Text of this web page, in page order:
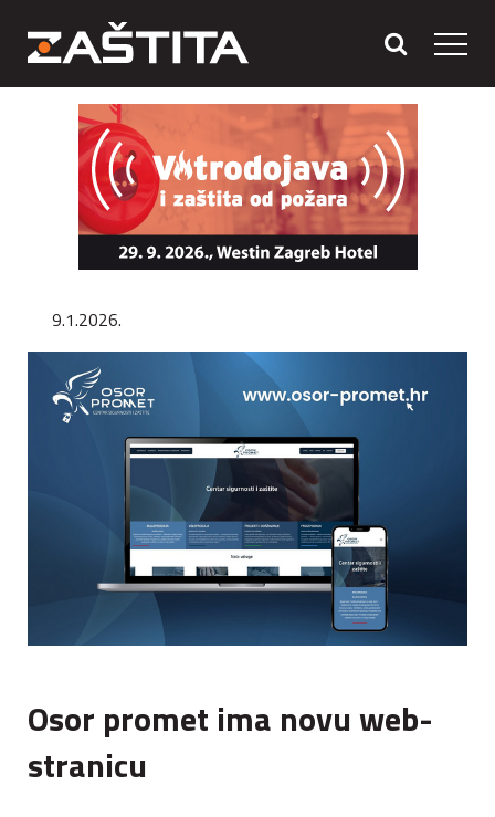
9.1.2026.
Osor promet ima novu web-
stranicu